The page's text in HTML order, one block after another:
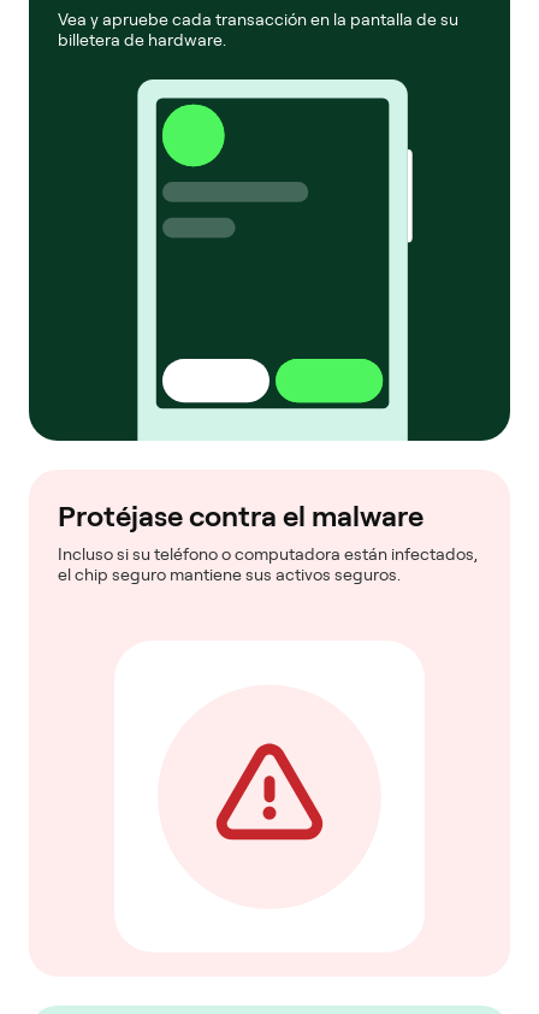
Vea y apruebe cada transacción en la pantalla de su
billetera de hardware.
Protéjase contra el malware
Incluso si su teléfono o computadora están infectados,
el chip seguro mantiene sus activos seguros.